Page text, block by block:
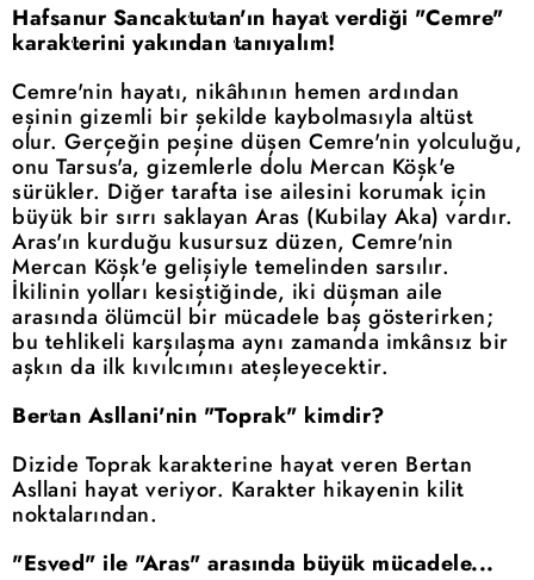
Hafsanur Sancaktutan'ın hayat verdiği "Cemre"
karakterini yakından tanıyalım!
Cemre'nin hayatı, nikâhının hemen ardından
eşinin gizemli bir şekilde kaybolmasıyla altüst
olur. Gerçeğin peşine düşen Cemre'nin yolculuğu,
onu Tarsus'a, gizemlerle dolu Mercan Köşk'e
sürükler. Diğer tarafta ise ailesini korumak için
büyük bir sırrı saklayan Aras (Kubilay Aka) vardır.
Aras'ın kurduğu kusursuz düzen, Cemre'nin
Mercan Köşk'e gelişiyle temelinden sarsılır.
İkilinin yolları kesiştiğinde, iki düşman aile
arasında ölümcül bir mücadele baş gösterirken;
bu tehlikeli karşılaşma aynı zamanda imkânsız bir
aşkın da ilk kıvılcımını ateşleyecektir.
Bertan Asllani'nin "Toprak" kimdir?
Dizide Toprak karakterine hayat veren Bertan
Asllani hayat veriyor. Karakter hikayenin kilit
noktalarından.
"Esved" ile "Aras" arasında büyük mücadele...